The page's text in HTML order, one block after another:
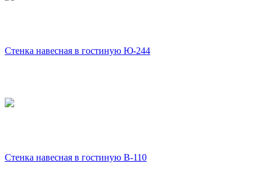
Стенка навесная в гостиную Ю-244
Стенка навесная в гостиную В-110